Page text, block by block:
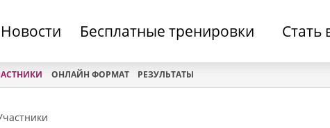
Новости Бесплатные тренировки Стать
ОНЛАЙН ФОРМАТ РЕЗУЛЬТАТЫ